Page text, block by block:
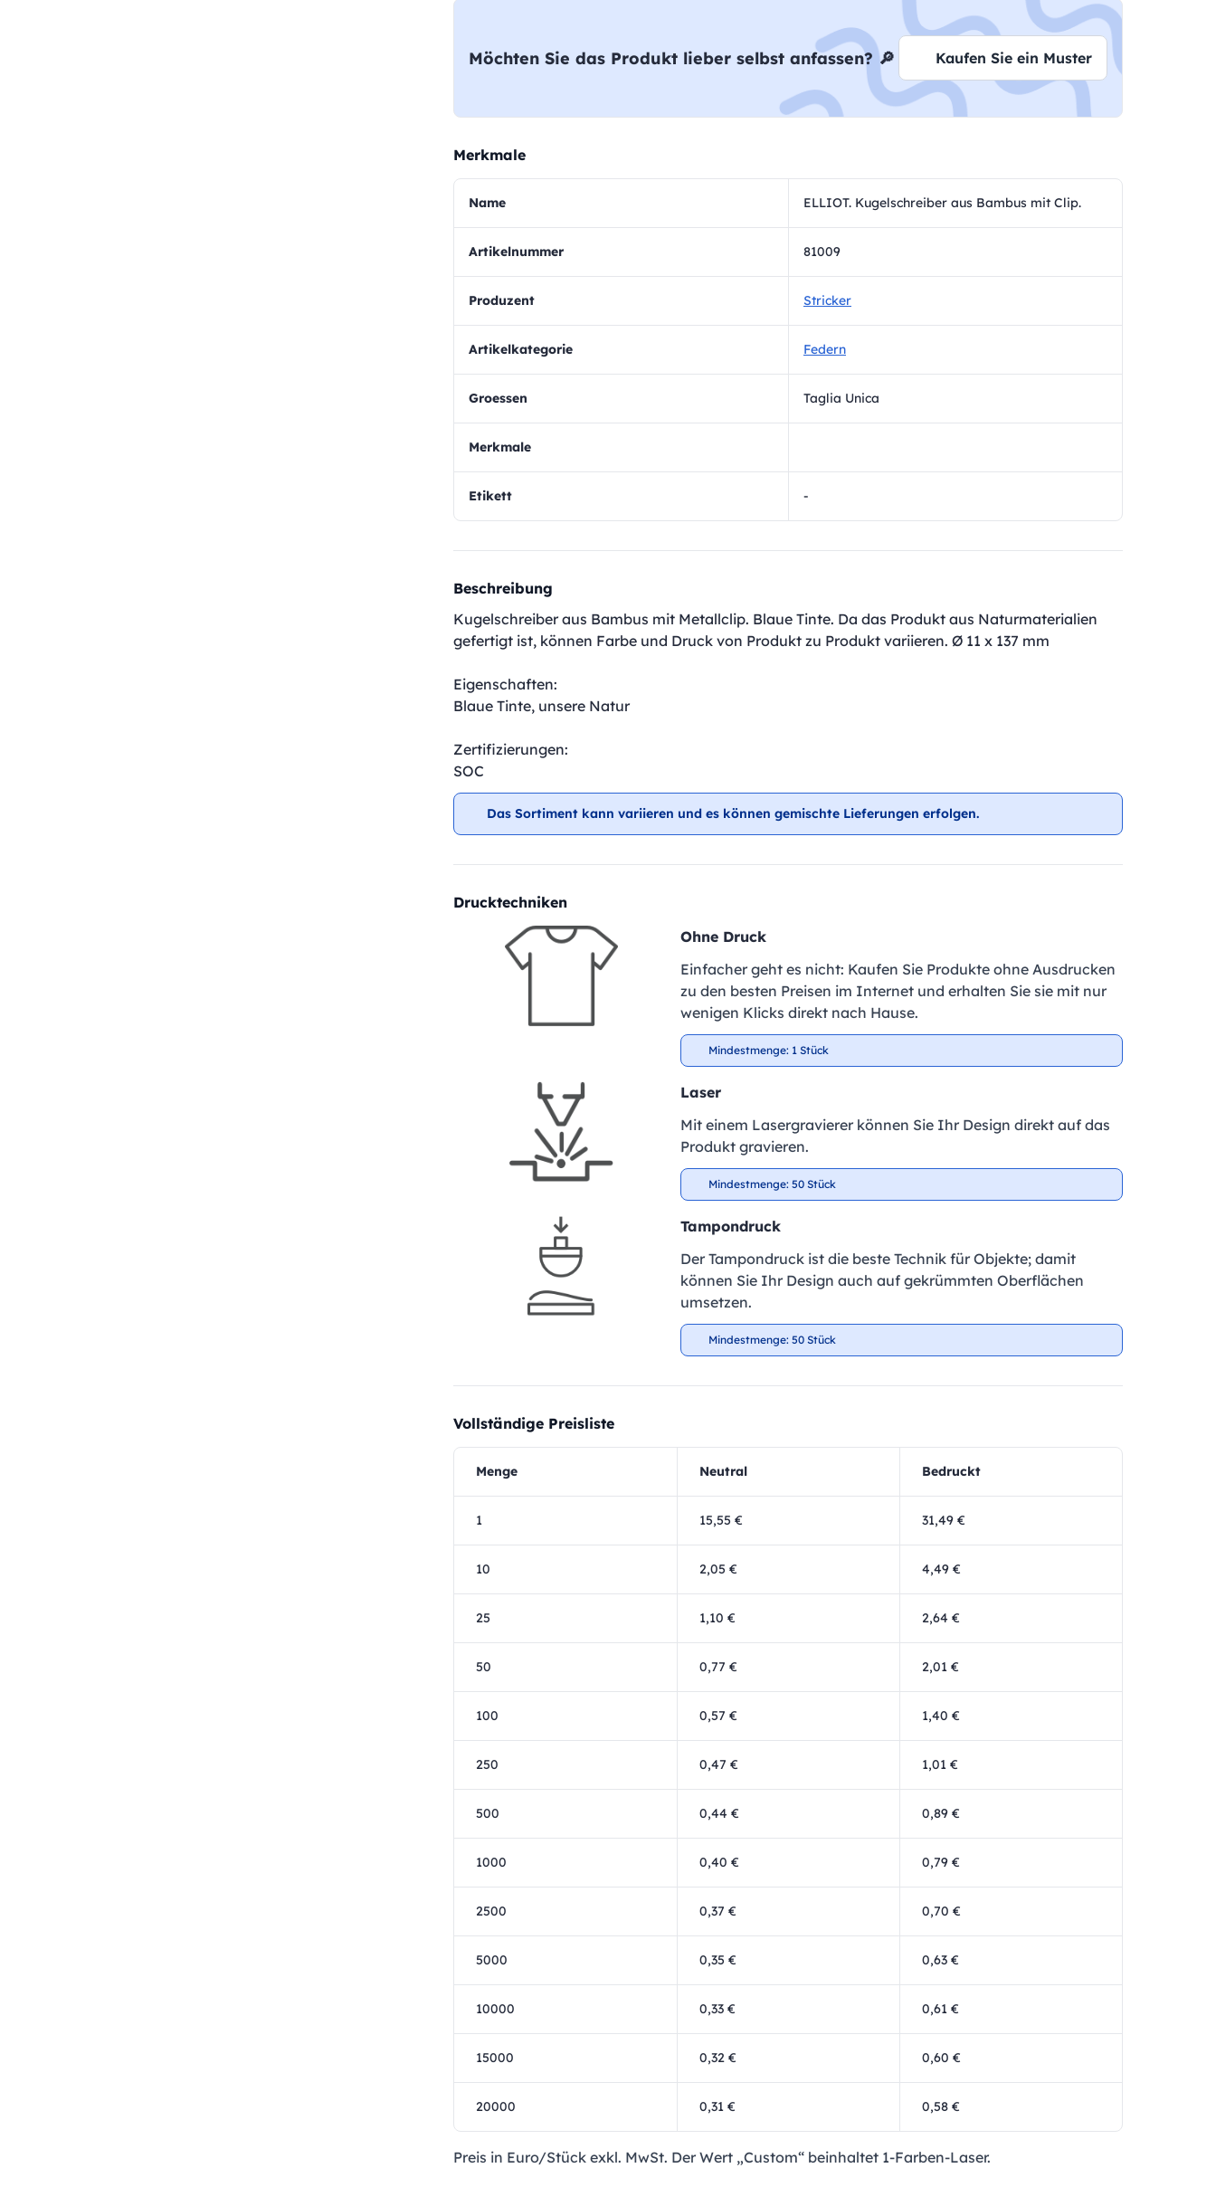
Möchten Sie das Produkt lieber selbst anfassen? 🔎 Kaufen Sie ein Muster
Merkmale
Name ELLIOT. Kugelschreiber aus Bambus mit Clip.
Artikelnummer 81009
Produzent Stricker
Artikelkategorie Federn
Groessen Taglia Unica
Merkmale
Etikett -
Beschreibung
Kugelschreiber aus Bambus mit Metallclip. Blaue Tinte. Da das Produkt aus Naturmaterialien
gefertigt ist, können Farbe und Druck von Produkt zu Produkt variieren. Ø 11 x 137 mm
Eigenschaften:
Blaue Tinte, unsere Natur
Zertifizierungen:
SOC
Das Sortiment kann variieren und es können gemischte Lieferungen erfolgen.
Drucktechniken
Ohne Druck
Einfacher geht es nicht: Kaufen Sie Produkte ohne Ausdrucken
zu den besten Preisen im Internet und erhalten Sie sie mit nur
wenigen Klicks direkt nach Hause.
Mindestmenge: 1 Stück
Laser
Mit einem Lasergravierer können Sie Ihr Design direkt auf das
Produkt gravieren.
Mindestmenge: 50 Stück
Tampondruck
Der Tampondruck ist die beste Technik für Objekte; damit
können Sie Ihr Design auch auf gekrümmten Oberflächen
umsetzen.
Mindestmenge: 50 Stück
Vollständige Preisliste
Menge Neutral Bedruckt
1 15,55 € 31,49 €
10 2,05 € 4,49 €
25 1,10 € 2,64 €
50 0,77 € 2,01 €
100 0,57 € 1,40 €
250 0,47 € 1,01 €
500 0,44 € 0,89 €
1000 0,40 € 0,79 €
2500 0,37 € 0,70 €
5000 0,35 € 0,63 €
10000 0,33 € 0,61 €
15000 0,32 € 0,60 €
20000 0,31 € 0,58 €
Preis in Euro/Stück exkl. MwSt. Der Wert „Custom“ beinhaltet 1-Farben-Laser.